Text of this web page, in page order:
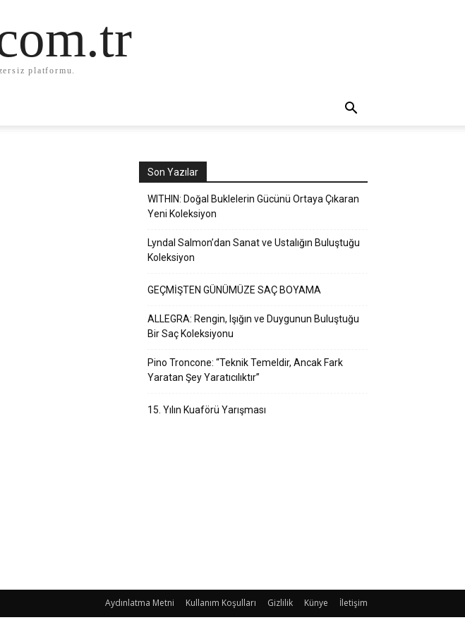
platformu.
Son Yazılar
WITHIN: Doğal Buklelerin Gücünü Ortaya Çıkaran
Yeni Koleksiyon
Lyndal Salmon’dan Sanat ve Ustalığın Buluştuğu
Koleksiyon
GEÇMİŞTEN GÜNÜMÜZE SAÇ BOYAMA
ALLEGRA: Rengin, Işığın ve Duygunun Buluştuğu
Bir Saç Koleksiyonu
Pino Troncone: “Teknik Temeldir, Ancak Fark
Yaratan Şey Yaratıcılıktır”
15. Yılın Kuaförü Yarışması
Aydınlatma Metni Kullanım Koşulları Gizlilik Künye İletişim